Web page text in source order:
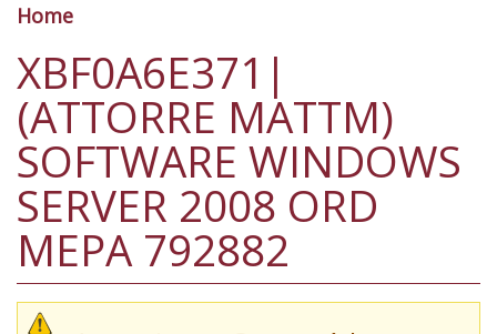
Tu sei qui
Home
XBF0A6E371|
(ATTORRE MATTM)
SOFTWARE WINDOWS
SERVER 2008 ORD
MEPA 792882